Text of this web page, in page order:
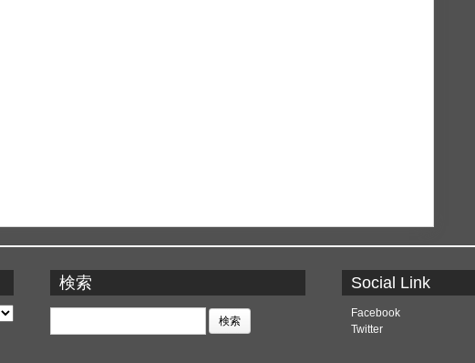
検索
検
Social Link
Facebook
Twitter